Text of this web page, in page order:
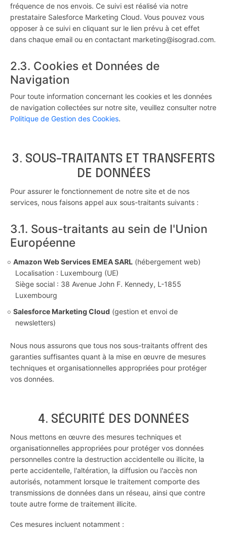
fréquence de nos envois. Ce suivi est réalisé via notre
prestataire Salesforce Marketing Cloud. Vous pouvez vous
opposer à ce suivi en cliquant sur le lien prévu à cet effet
dans chaque email ou en contactant marketing@isograd.com.
2.3. Cookies et Données de
Navigation
Pour toute information concernant les cookies et les données
de navigation collectées sur notre site, veuillez consulter notre
Politique de Gestion des Cookies.
3. SOUS-TRAITANTS ET TRANSFERTS
DE DONNÉES
Pour assurer le fonctionnement de notre site et de nos
services, nous faisons appel aux sous-traitants suivants :
3.1. Sous-traitants au sein de l'Union
Européenne
Amazon Web Services EMEA SARL (hébergement web)
Localisation : Luxembourg (UE)
Siège social : 38 Avenue John F. Kennedy, L-1855
Luxembourg
Salesforce Marketing Cloud (gestion et envoi de
newsletters)
Nous nous assurons que tous nos sous-traitants offrent des
garanties suffisantes quant à la mise en œuvre de mesures
techniques et organisationnelles appropriées pour protéger
vos données.
4. SÉCURITÉ DES DONNÉES
Nous mettons en œuvre des mesures techniques et
organisationnelles appropriées pour protéger vos données
personnelles contre la destruction accidentelle ou illicite, la
perte accidentelle, l'altération, la diffusion ou l'accès non
autorisés, notamment lorsque le traitement comporte des
transmissions de données dans un réseau, ainsi que contre
toute autre forme de traitement illicite.
Ces mesures incluent notamment :